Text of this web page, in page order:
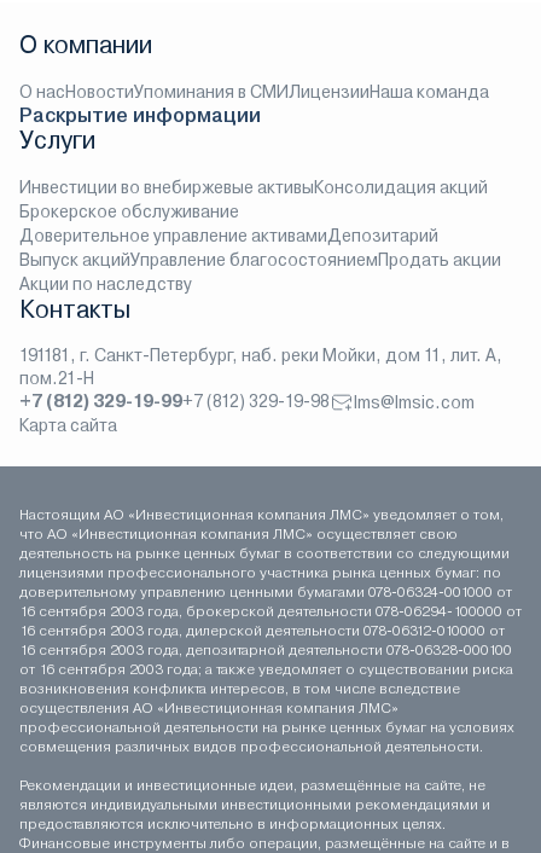
О компании
О насНовостиУпоминания в СМИЛицензииНаша команда
Раскрытие информации
Услуги
Инвестиции во внебиржевые активыКонсолидация акций
Брокерское обслуживание
Доверительное управление активамиДепозитарий
Выпуск акцийУправление благосостояниемПродать акции
Акции по наследству
Контакты
191181, г. Санкт-Петербург, наб. реки Мойки, дом 11, лит. А,
пом.21-Н
+7 (812) 329-19-99+7 (812) 329-19-98
lms@lmsic.com
Карта сайта
Настоящим АО «Инвестиционная компания ЛМС» уведомляет о том,
что АО «Инвестиционная компания ЛМС» осуществляет свою
деятельность на рынке ценных бумаг в соответствии со следующими
лицензиями профессионального участника рынка ценных бумаг: по
доверительному управлению ценными бумагами 078-06324-001000 от
16 сентября 2003 года, брокерской деятельности 078-06294-100000 от
16 сентября 2003 года, дилерской деятельности 078-06312-010000 от
16 сентября 2003 года, депозитарной деятельности 078-06328-000100
от 16 сентября 2003 года; а также уведомляет о существовании риска
возникновения конфликта интересов, в том числе вследствие
осуществления АО «Инвестиционная компания ЛМС»
профессиональной деятельности на рынке ценных бумаг на условиях
совмещения различных видов профессиональной деятельности.
Рекомендации и инвестиционные идеи, размещённые на сайте, не
являются индивидуальными инвестиционными рекомендациями и
предоставляются исключительно в информационных целях.
Финансовые инструменты либо операции, размещённые на сайте и в